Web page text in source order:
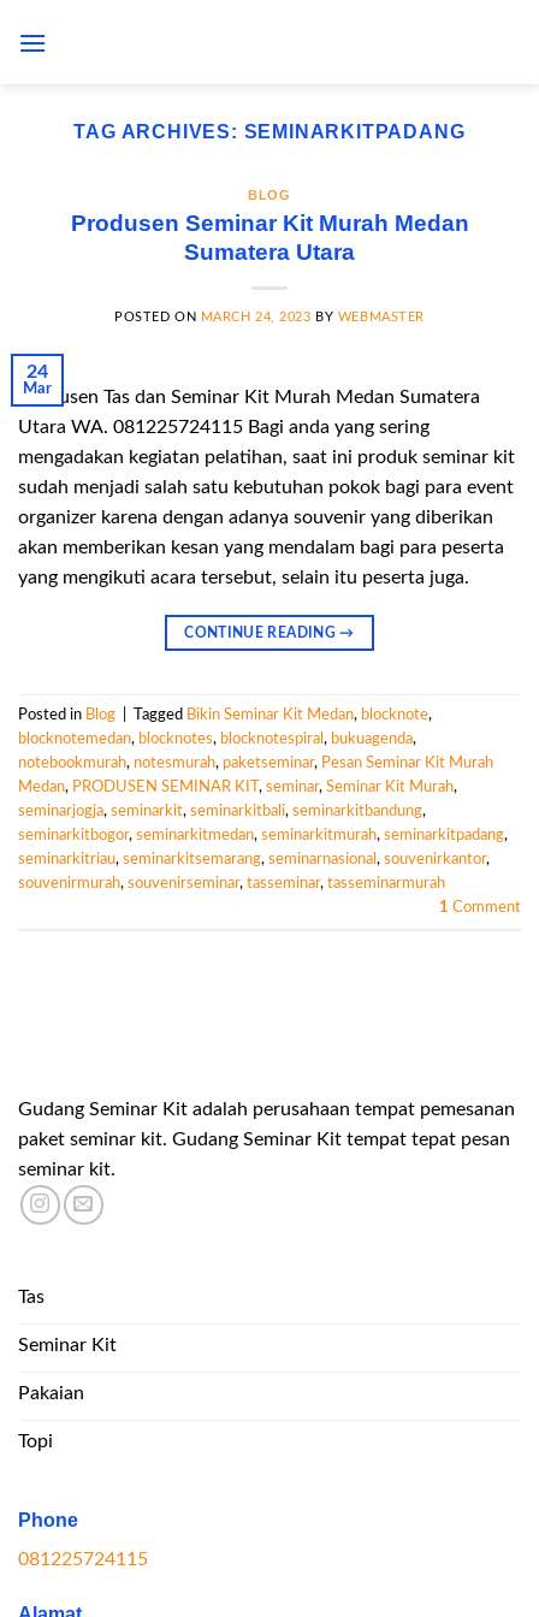
TAG ARCHIVES: SEMINARKITPADANG
BLOG
Produsen Seminar Kit Murah Medan
Sumatera Utara
POSTED ON MARCH 24, 2023 BY WEBMASTER
24
Mar
Produsen Tas dan Seminar Kit Murah Medan Sumatera
Utara WA. 081225724115 Bagi anda yang sering
mengadakan kegiatan pelatihan, saat ini produk seminar kit
sudah menjadi salah satu kebutuhan pokok bagi para event
organizer karena dengan adanya souvenir yang diberikan
akan memberikan kesan yang mendalam bagi para peserta
yang mengikuti acara tersebut, selain itu peserta juga.
CONTINUE READING→
Posted in Blog Tagged Bikin Seminar Kit Medan, blocknote,
blocknotemedan, blocknotes, blocknotespiral , bukuagenda,
notebookmurah, notesmurah, paketseminar, Pesan Seminar Kit Murah
Medan, PRODUSEN SEMINAR KIT , seminar, Seminar Kit Murah,
seminarjogja, seminarkit, seminarkitbali, seminarkitbandung,
seminarkitbogor, seminarkitmedan, seminarkitmurah, seminarkitpadang,
seminarkitriau, seminarkitsemarang, seminarnasional , souvenirkantor,
souvenirmurah, souvenirseminar, tasseminar, tasseminarmurah
1 Comment
Gudang Seminar Kit adalah perusahaan tempat pemesanan
paket seminar kit. Gudang Seminar Kit tempat tepat pesan
seminar kit.
Tas
Seminar Kit
Pakaian
Topi
Phone
081225724115